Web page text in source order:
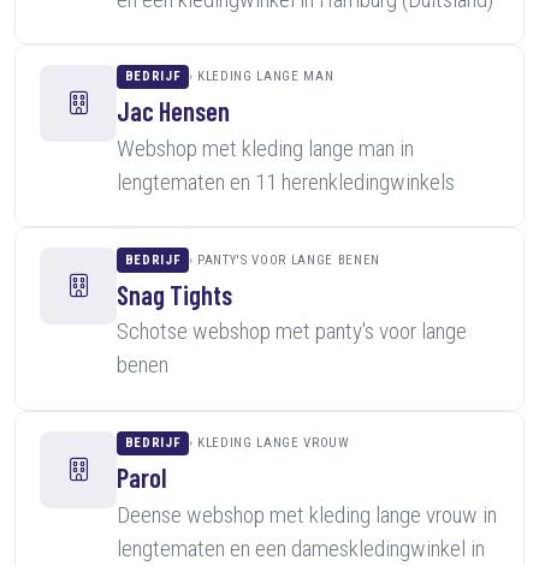
BEDRIJF KLEDING LANGE MAN
Jac Hensen
Webshop met kleding lange man in
lengtematen en 11 herenkledingwinkels
BEDRIJF PANTY'S VOOR LANGE BENEN
Snag Tights
Schotse webshop met panty's voor lange
benen
BEDRIJF KLEDING LANGE VROUW
Parol
Deense webshop met kleding lange vrouw in
lengtematen en een dameskledingwinkel in